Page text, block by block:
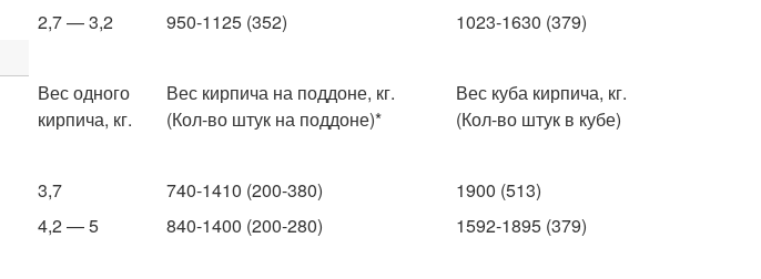
2,7 — 3,2 950-1125 (352)
1023-1630 (379)
Вес одного
кирпича, кг.
Вес кирпича на поддоне, кг.
(Кол-во штук на поддоне)*
Вес куба кирпича, кг.
(Кол-во штук в кубе)
3,7 740-1410 (200-380)
1900 (513)
4,2 — 5 840-1400 (200-280)
1592-1895 (379)